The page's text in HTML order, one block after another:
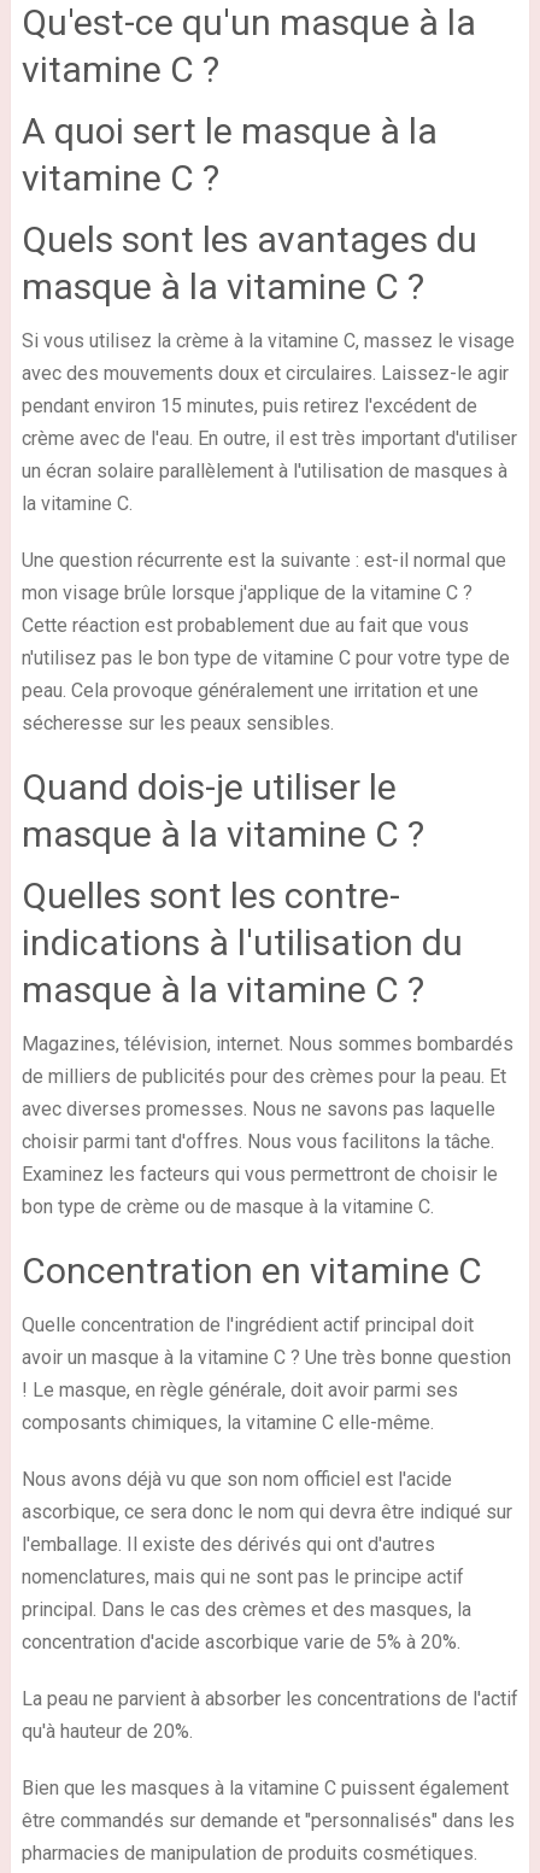
Qu'est-ce qu'un masque à la
vitamine C ?
A quoi sert le masque à la
vitamine C ?
Quels sont les avantages du
masque à la vitamine C ?
Si vous utilisez la crème à la vitamine C, massez le visage
avec des mouvements doux et circulaires. Laissez-le agir
pendant environ 15 minutes, puis retirez l'excédent de
crème avec de l'eau. En outre, il est très important d'utiliser
un écran solaire parallèlement à l'utilisation de masques à
la vitamine C.
Une question récurrente est la suivante : est-il normal que
mon visage brûle lorsque j'applique de la vitamine C ?
Cette réaction est probablement due au fait que vous
n'utilisez pas le bon type de vitamine C pour votre type de
peau. Cela provoque généralement une irritation et une
sécheresse sur les peaux sensibles.
Quand dois-je utiliser le
masque à la vitamine C ?
Quelles sont les contre-
indications à l'utilisation du
masque à la vitamine C ?
Magazines, télévision, internet. Nous sommes bombardés
de milliers de publicités pour des crèmes pour la peau. Et
avec diverses promesses. Nous ne savons pas laquelle
choisir parmi tant d'offres. Nous vous facilitons la tâche.
Examinez les facteurs qui vous permettront de choisir le
bon type de crème ou de masque à la vitamine C.
Concentration en vitamine C
Quelle concentration de l'ingrédient actif principal doit
avoir un masque à la vitamine C ? Une très bonne question
! Le masque, en règle générale, doit avoir parmi ses
composants chimiques, la vitamine C elle-même.
Nous avons déjà vu que son nom officiel est l'acide
ascorbique, ce sera donc le nom qui devra être indiqué sur
l'emballage. Il existe des dérivés qui ont d'autres
nomenclatures, mais qui ne sont pas le principe actif
principal. Dans le cas des crèmes et des masques, la
concentration d'acide ascorbique varie de 5% à 20%.
La peau ne parvient à absorber les concentrations de l'actif
qu'à hauteur de 20%.
Bien que les masques à la vitamine C puissent également
être commandés sur demande et "personnalisés" dans les
pharmacies de manipulation de produits cosmétiques.